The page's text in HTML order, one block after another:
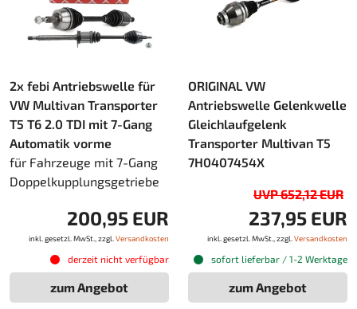
2x febi Antriebswelle für
VW Multivan Transporter
T5 T6 2.0 TDI mit 7-Gang
Automatik vorme
für Fahrzeuge mit 7-Gang
Doppelkupplungsgetriebe
200,95 EUR
inkl. gesetzl. MwSt., zzgl. Versandkosten
derzeit nicht verfügbar
zum Angebot
ORIGINAL VW
Antriebswelle Gelenkwelle
Gleichlaufgelenk
Transporter Multivan T5
7H0407454X
UVP 652,12 EUR
237,95 EUR
inkl. gesetzl. MwSt., zzgl. Versandkosten
sofort lieferbar / 1-2 Werktage
zum Angebot